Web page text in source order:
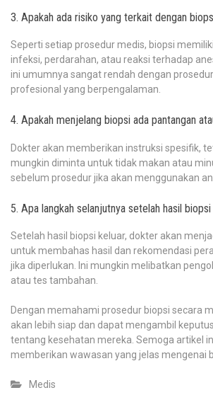
3. Apakah ada risiko yang terkait dengan
Seperti setiap prosedur medis, biopsi
infeksi, perdarahan, atau reaksi terhadap
ini umumnya sangat rendah dengan
profesional yang berpengalaman.
4. Apakah menjelang biopsi ada pantangan
Dokter akan memberikan instruksi spesifik,
mungkin diminta untuk tidak makan atau
sebelum prosedur jika akan menggunakan
5. Apa langkah selanjutnya setelah hasil biopsi
Setelah hasil biopsi keluar, dokter akan
untuk membahas hasil dan rekomendasi
jika diperlukan. Ini mungkin melibatkan
atau tes tambahan.
Dengan memahami prosedur biopsi secara
akan lebih siap dan dapat mengambil
tentang kesehatan mereka. Semoga artikel
memberikan wawasan yang jelas mengenai
Medis